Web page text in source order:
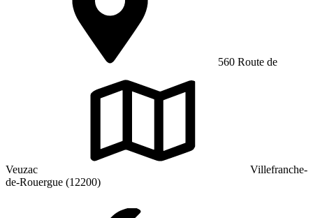
560 Route de
Veuzac
Villefranche-
de-Rouergue (12200)